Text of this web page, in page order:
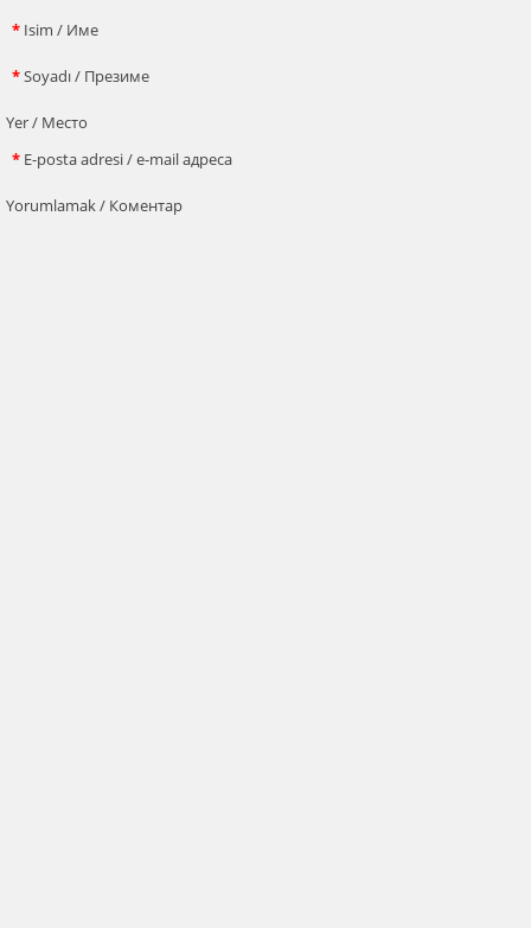
* Isim / Име
*Soyadı / Презиме
Yer / Место
* E-posta adresi / e-mail адреса
Yorumlamak / Коментар